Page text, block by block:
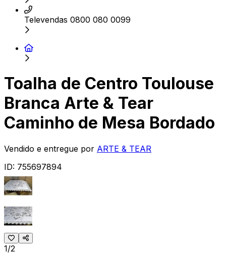
Televendas 0800 080 0099
Toalha de Centro Toulouse
Branca Arte & Tear
Caminho de Mesa Bordado
Vendido e entregue por ARTE & TEAR
ID: 755697894
1/2